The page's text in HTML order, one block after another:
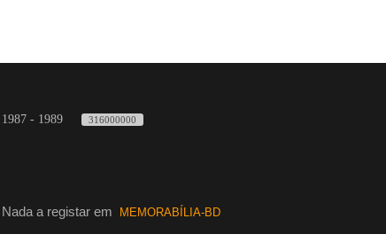
1987 - 1989 316000000
Nada a registar em MEMORABÍLIA-BD